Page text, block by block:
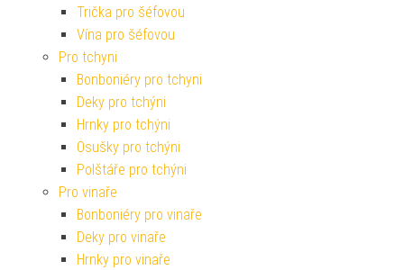
Trička pro šéfovou
Vína pro šéfovou
Pro tchyni
Bonboniéry pro tchyni
Deky pro tchýni
Hrnky pro tchýni
Osušky pro tchýni
Polštáře pro tchýni
Pro vinaře
Bonboniéry pro vinaře
Deky pro vinaře
Hrnky pro vinaře